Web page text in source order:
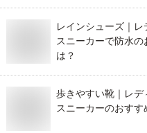
レインシューズ｜レ
スニーカーで防水の
は？
歩きやすい靴｜レデ
スニーカーのおすす